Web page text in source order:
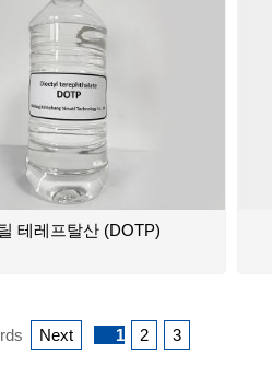
테레프탈산 (DOTP)
Next 1 2 3